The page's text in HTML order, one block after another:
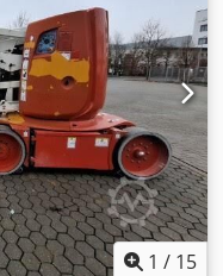
1 / 15